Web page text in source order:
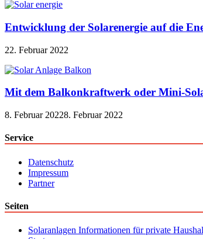
Entwicklung der Solarenergie auf die
22. Februar 2022
Mit dem Balkonkraftwerk oder Mini-
8. Februar 20228. Februar 2022
Service
Datenschutz
Impressum
Partner
Seiten
Solaranlagen Informationen für private